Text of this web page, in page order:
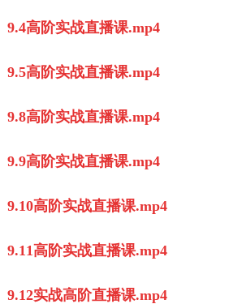
9.4高阶实战直播课.mp4
9.5高阶实战直播课.mp4
9.8高阶实战直播课.mp4
9.9高阶实战直播课.mp4
9.10高阶实战直播课.mp4
9.11高阶实战直播课.mp4
9.12实战高阶直播课.mp4